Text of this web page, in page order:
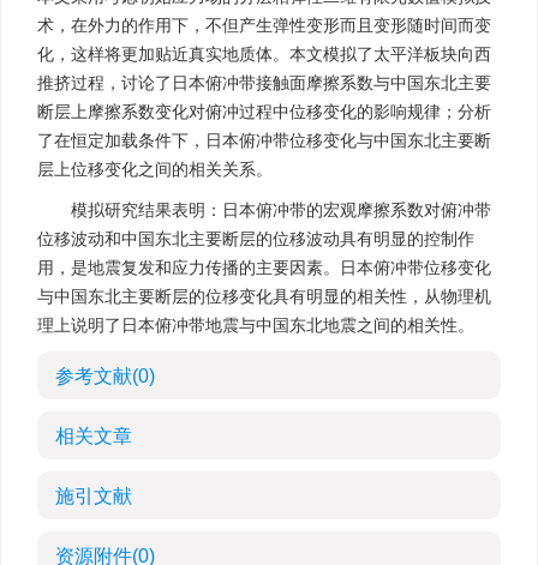
术，在外力的作用下，不但产生弹性变形而且变形随时间而变
化，这样将更加贴近真实地质体。本文模拟了太平洋板块向西
推挤过程，讨论了日本俯冲带接触面摩擦系数与中国东北主要
断层上摩擦系数变化对俯冲过程中位移变化的影响规律；分析
了在恒定加载条件下，日本俯冲带位移变化与中国东北主要断
层上位移变化之间的相关关系。
模拟研究结果表明：日本俯冲带的宏观摩擦系数对俯冲带
位移波动和中国东北主要断层的位移波动具有明显的控制作
用，是地震复发和应力传播的主要因素。日本俯冲带位移变化
与中国东北主要断层的位移变化具有明显的相关性，从物理机
理上说明了日本俯冲带地震与中国东北地震之间的相关性。
参考文献(0)
相关文章
施引文献
资源附件(0)